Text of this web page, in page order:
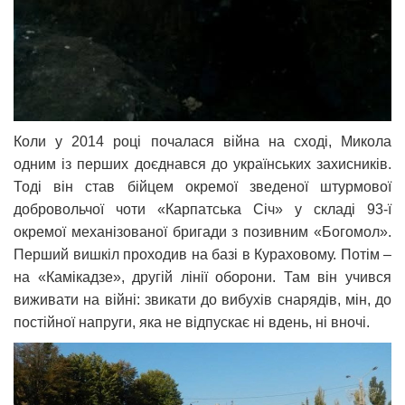
Коли у 2014 році почалася війна на сході, Микола
одним із перших доєднався до українських захисників.
Тоді він став бійцем окремої зведеної штурмової
добровольчої чоти «Карпатська Січ» у складі 93-ї
окремої механізованої бригади з позивним «Богомол».
Перший вишкіл проходив на базі в Кураховому. Потім –
на «Камікадзе», другій лінії оборони. Там він учився
виживати на війні: звикати до вибухів снарядів, мін, до
постійної напруги, яка не відпускає ні вдень, ні вночі.